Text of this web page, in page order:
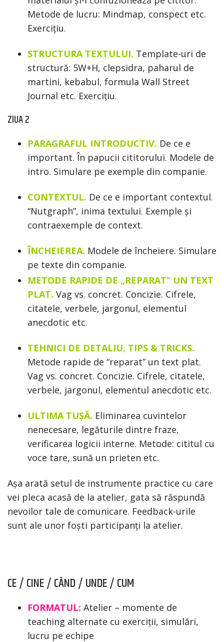
Metode de lucru: Mindmap, conspect etc.
Exercițiu.
STRUCTURA TEXTULUI. Template-uri de
structură: 5W+H, clepsidra, paharul de
martini, kebabul, formula Wall Street
Journal etc. Exercițiu.
ZIUA 2
PARAGRAFUL INTRODUCTIV. De ce e
important. În papucii cititorului. Modele de
intro. Simulare pe exemple din companie.
CONTEXTUL. De ce e important contextul.
“Nutgraph”, inima textului. Exemple și
contraexemple de context.
ÎNCHEIEREA. Modele de încheiere. Simulare
pe texte din companie.
METODE RAPIDE DE „REPARAT” UN TEXT
PLAT. Vag vs. concret. Concizie. Cifrele,
citatele, verbele, jargonul, elementul
anecdotic etc.
TEHNICI DE DETALIU, TIPS & TRICKS.
Metode rapide de “reparat” un text plat.
Vag vs. concret. Concizie. Cifrele, citatele,
verbele, jargonul, elementul anecdotic etc.
ULTIMA TUȘĂ. Eliminarea cuvintelor
nenecesare, legăturile dintre fraze,
verificarea logicii interne. Metode: cititul cu
voce tare, sună un prieten etc.
Așa arată setul de instrumente practice cu care
vei pleca acasă de la atelier, gata să răspundă
nevoilor tale de comunicare. Feedback-urile
sunt ale unor foști participanți la atelier.
CE / CINE / CÂND / UNDE / CUM
FORMATUL: Atelier – momente de
teaching alternate cu exerciții, simulări,
lucru pe echipe